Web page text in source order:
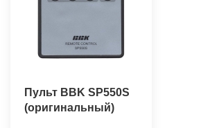
Пульт BBK SP550S
(оригинальный)